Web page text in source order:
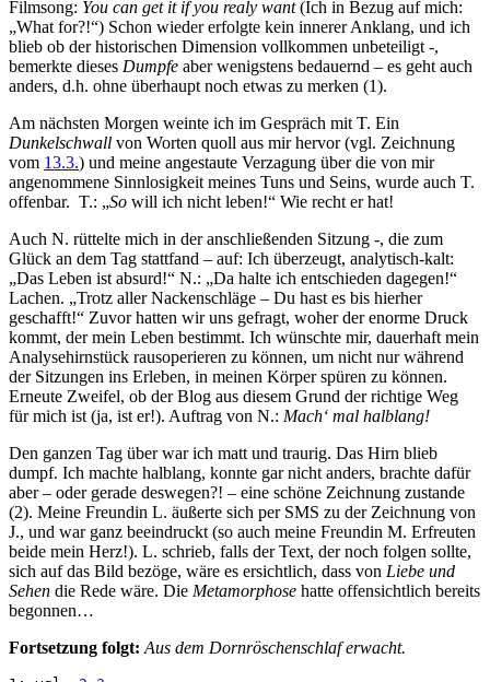
Filmsong: You can get it if you realy want(Ich in Bezug auf mich:
„What for?!“) Schon wieder erfolgte kein innerer Anklang, und ich
blieb ob der historischen Dimension vollkommen unbeteiligt -,
bemerkte dieses Dumpfe aber wenigstens bedauernd – es geht auch
anders, d.h. ohne überhaupt noch etwas zu merken (1).
Am nächsten Morgen weinte ich im Gespräch mit T. Ein
Dunkelschwall von Worten quoll aus mir hervor (vgl. Zeichnung
vom 13.3.) und meine angestaute Verzagung über die von mir
angenommene Sinnlosigkeit meines Tuns und Seins, wurde auch T.
offenbar. T.: „So will ich nicht leben!“ Wie recht er hat!
Auch N. rüttelte mich in der anschließenden Sitzung -, die zum
Glück an dem Tag stattfand – auf: Ich überzeugt, analytisch-kalt:
„Das Leben ist absurd!“ N.: „Da halte ich entschieden dagegen!“
Lachen. „Trotz aller Nackenschläge – Du hast es bis hierher
geschafft!“ Zuvor hatten wir uns gefragt, woher der enorme Druck
kommt, der mein Leben bestimmt. Ich wünschte mir, dauerhaft mein
Analysehirnstück rausoperieren zu können, um nicht nur während
der Sitzungen ins Erleben, in meinen Körper spüren zu können.
Erneute Zweifel, ob der Blog aus diesem Grund der richtige Weg
für mich ist (ja, ist er!). Auftrag von N.: Mach‘ mal halblang!
Den ganzen Tag über war ich matt und traurig. Das Hirn blieb
dumpf. Ich machte halblang, konnte gar nicht anders, brachte dafür
aber – oder gerade deswegen?! – eine schöne Zeichnung zustande
(2). Meine Freundin L. äußerte sich per SMS zu der Zeichnung von
J., und war ganz beeindruckt (so auch meine Freundin M. Erfreuten
beide mein Herz!). L. schrieb, falls der Text, der noch folgen sollte,
sich auf das Bild bezöge, wäre es ersichtlich, dass von Liebe und
Sehen die Rede wäre. Die Metamorphose hatte offensichtlich bereits
begonnen…
Fortsetzung folgt: Aus dem Dornröschenschlaf erwacht.